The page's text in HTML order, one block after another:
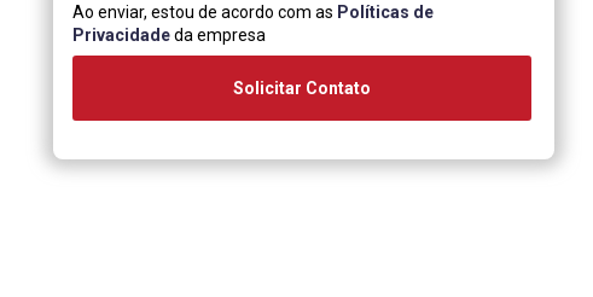
Ao enviar, estou de acordo com as Políticas de
Privacidadeda empresa
Solicitar Contato